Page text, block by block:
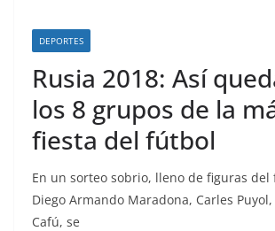
DEPORTES
Rusia 2018: Así
los 8 grupos de la
fiesta del fútbol
En un sorteo sobrio, lleno de figuras del
Diego Armando Maradona, Carles
Cafú, se